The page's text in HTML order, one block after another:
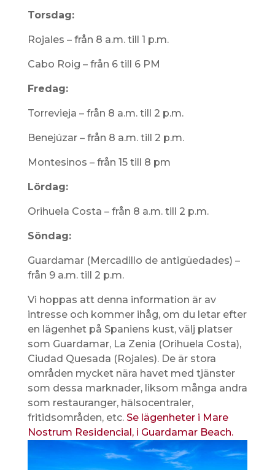
Torsdag:
Rojales – från 8 a.m. till 1 p.m.
Cabo Roig – från 6 till 6 PM
Fredag:
Torrevieja – från 8 a.m. till 2 p.m.
Benejúzar – från 8 a.m. till 2 p.m.
Montesinos – från 15 till 8 pm
Lördag:
Orihuela Costa – från 8 a.m. till 2 p.m.
Söndag:
Guardamar (Mercadillo de antigüedades) –
från 9 a.m. till 2 p.m.
Vi hoppas att denna information är av
intresse och kommer ihåg, om du letar efter
en lägenhet på Spaniens kust, välj platser
som Guardamar, La Zenia (Orihuela Costa),
Ciudad Quesada (Rojales). De är stora
områden mycket nära havet med tjänster
som dessa marknader, liksom många andra
som restauranger, hälsocentraler,
fritidsområden, etc. Se lägenheter i Mare
Nostrum Residencial, i Guardamar Beach.